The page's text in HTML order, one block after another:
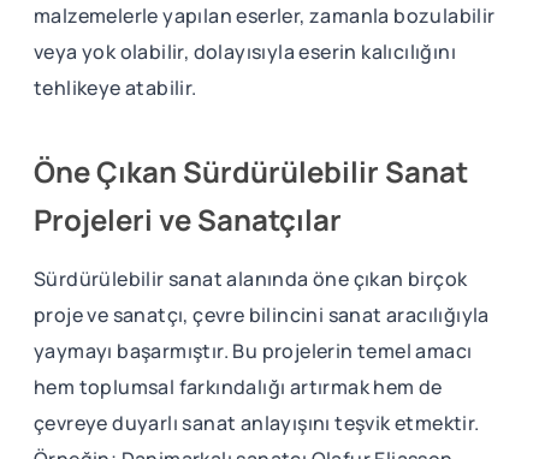
malzemelerle yapılan eserler, zamanla bozulabilir
veya yok olabilir, dolayısıyla eserin kalıcılığını
tehlikeye atabilir.
Öne Çıkan Sürdürülebilir Sanat
Projeleri ve Sanatçılar
Sürdürülebilir sanat alanında öne çıkan birçok
proje ve sanatçı, çevre bilincini sanat aracılığıyla
yaymayı başarmıştır. Bu projelerin temel amacı
hem toplumsal farkındalığı artırmak hem de
çevreye duyarlı sanat anlayışını teşvik etmektir.